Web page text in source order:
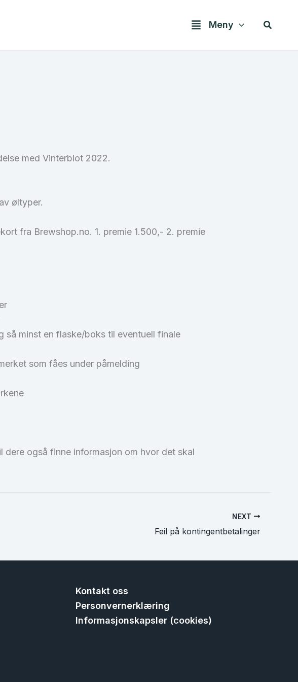
Meny Søk
med Vinterblot 2022.
øltyper.
fra Brewshop.no. 1. premie 1.500,- 2. premie
så minst en flaske/boks til eventuell finale
som fåes under påmelding
dere også finne informasjon om hvor det skal
NEXT
Feil på kontingentbetalinger
Kontakt oss
Personvernerklæring
Informasjonskapsler (cookies)